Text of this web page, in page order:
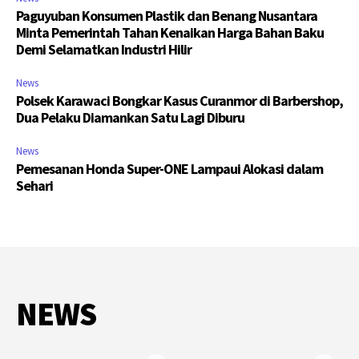
Paguyuban Konsumen Plastik dan Benang Nusantara
Minta Pemerintah Tahan Kenaikan Harga Bahan Baku
Demi Selamatkan Industri Hilir
News
Polsek Karawaci Bongkar Kasus Curanmor di Barbershop,
Dua Pelaku Diamankan Satu Lagi Diburu
News
Pemesanan Honda Super-ONE Lampaui Alokasi dalam
Sehari
NEWS